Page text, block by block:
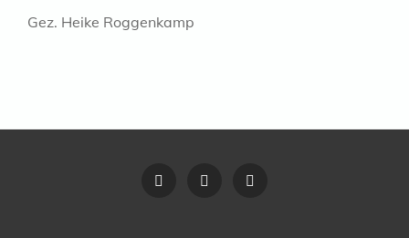
Gez. Heike Roggenkamp
Vereinssatzung